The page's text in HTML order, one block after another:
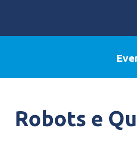
Robots e